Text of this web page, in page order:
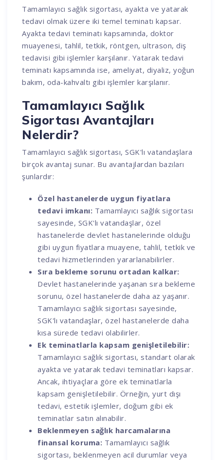
Tamamlayıcı sağlık sigortası, ayakta ve yatarak
tedavi olmak üzere iki temel teminatı kapsar.
Ayakta tedavi teminatı kapsamında, doktor
muayenesi, tahlil, tetkik, röntgen, ultrason, diş
tedavisi gibi işlemler karşılanır. Yatarak tedavi
teminatı kapsamında ise, ameliyat, diyaliz, yoğun
bakım, oda-kahvaltı gibi işlemler karşılanır.
Tamamlayıcı Sağlık
Sigortası Avantajları
Nelerdir?
Tamamlayıcı sağlık sigortası, SGK'lı vatandaşlara
birçok avantaj sunar. Bu avantajlardan bazıları
şunlardır:
Özel hastanelerde uygun fiyatlara
tedavi imkanı: Tamamlayıcı sağlık sigortası
sayesinde, SGK'lı vatandaşlar, özel
hastanelerde devlet hastanelerinde olduğu
gibi uygun fiyatlara muayene, tahlil, tetkik ve
tedavi hizmetlerinden yararlanabilirler.
Sıra bekleme sorunu ortadan kalkar:
Devlet hastanelerinde yaşanan sıra bekleme
sorunu, özel hastanelerde daha az yaşanır.
Tamamlayıcı sağlık sigortası sayesinde,
SGK'lı vatandaşlar, özel hastanelerde daha
kısa sürede tedavi olabilirler.
Ek teminatlarla kapsam genişletilebilir:
Tamamlayıcı sağlık sigortası, standart olarak
ayakta ve yatarak tedavi teminatları kapsar.
Ancak, ihtiyaçlara göre ek teminatlarla
kapsam genişletilebilir. Örneğin, yurt dışı
tedavi, estetik işlemler, doğum gibi ek
teminatlar satın alınabilir.
Beklenmeyen sağlık harcamalarına
finansal koruma: Tamamlayıcı sağlık
sigortası, beklenmeyen acil durumlar veya